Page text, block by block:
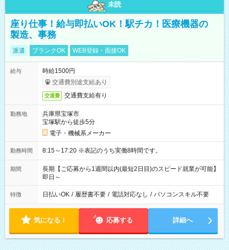
未読
座り仕事！給与即払いOK！駅チカ！医療機器の
製造、事務
派遣 ブランクOK WEB登録・面接OK
給与
時給1500円
交通費別途支給あり
交通費 交通費支給有り
勤務地
兵庫県宝塚市
宝塚駅から徒歩5分
電子・機械系メーカー
勤務時間 8:15～17:20 ※表記のうち実働8時間です。
期間
長期【ご応募から1週間以内(最短2日目)のスピード就業が可能】
即日～
特徴 日払いOK / 履歴書不要 / 電話対応なし / パソコンスキル不要
気になる！ 応募する 詳細へ